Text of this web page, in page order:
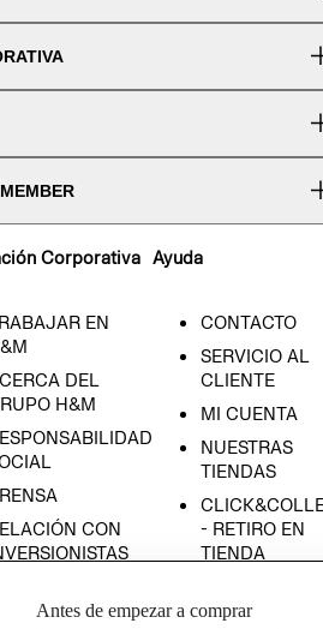
Corporativa
EN
DEL
H&M
CON
Ayuda
CONTACTO
SERVICIO AL
CLIENTE
MI CUENTA
NUESTRAS
TIENDAS
- RETIRO EN
TIENDA
CONDICIONES
Antes de empezar a comprar